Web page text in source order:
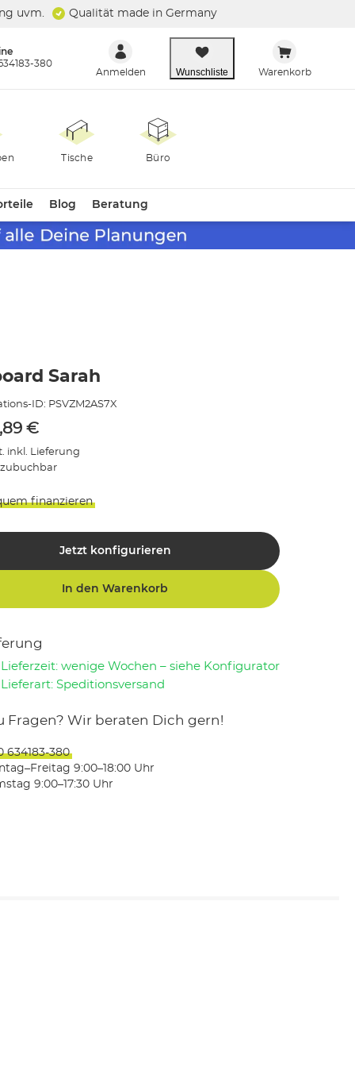
uvm. Qualität made in Germany
380
Anmelden
Wunschliste Warenkorb
Tische Büro
Blog Beratung
Sarah
ID: PSVZM2AS7X
€
inkl. Lieferung
finanzieren
Jetzt konfigurieren
In den Warenkorb
Lieferzeit: wenige Wochen – siehe Konfigurator
Lieferart: Speditionsversand
Fragen? Wir beraten Dich gern!
634183-380
9:00–18:00 Uhr
9:00–17:30 Uhr